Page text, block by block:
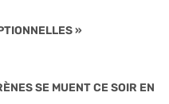
»
SE MUENT CE SOIR EN